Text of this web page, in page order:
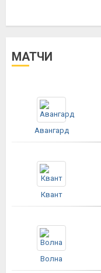
МАТЧИ
Авангард
Квант
Волна